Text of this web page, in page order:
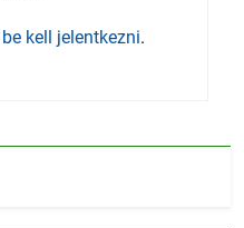
be kell jelentkezni.